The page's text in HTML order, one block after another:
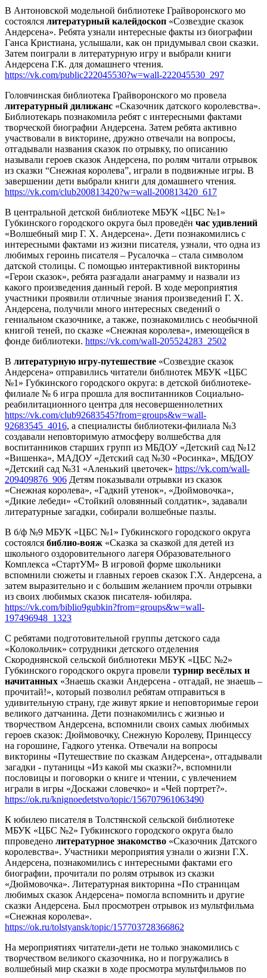
В Антоновской модельной библиотеке Грайворонского мо
состоялся литературный калейдоскоп «Созвездие сказок
Андерсена». Ребята узнали интересные факты из биографии
Ганса Кристиана, услышали, как он придумывал свои сказки.
Затем поиграли в литературную игру и выбрали книги
Андерсена Г.К. для домашнего чтения.
https://vk.com/public222045530?w=wall-222045530_297
Головчинская библиотека Грайворонского мо провела
литературный дилижанс «Сказочник датского королевства».
Библиотекарь познакомила ребят с интересными фактами
творческой биографии Андерсена. Затем ребята активно
участвовали в викторине, дружно отвечали на вопросы,
отгадывали названия сказок по отрывку, по описанию
называли героев сказок Андерсена, по ролям читали отрывок
из сказки “Снежная королева”, играли в подвижные игры. В
завершении дети выбрали книги для домашнего чтения.
https://vk.com/club200813420?w=wall-200813420_617
В центральной детской библиотеке МБУК «ЦБС №1»
Губкинского городского округа был проведён час удивлений
«Волшебный мир Г. Х. Андерсена». Дети познакомились с
интересными фактами из жизни писателя, узнали, что одна из
любимых героинь писателя – Русалочка – стала символом
датской столицы. С помощью интерактивной викторины
«Герои сказок», ребята разгадали анаграмму и назвали из
какого произведения данный герой. В ходе мероприятия
участники проявили отличные знания произведений Г. Х.
Андерсена, получили много интересных сведений о
гениальном сказочнике, а также, познакомились с необычной
книгой теней, по сказке «Снежная королева», имеющейся в
фонде библиотеки. https://vk.com/wall-205524283_2502
В литературную игру-путешествие «Созвездие сказок
Андерсена» отправились читатели библиотек МБУК «ЦБС
№1» Губкинского городского округа: в детской библиотеке-
филиале № 6 игра прошла для воспитанников Социально-
реабилитационного центра для несовершеннолетних
https://vk.com/club92683545?from=groups&w=wall-
92683545_4016, а специалисты библиотеки-филиала №3
создавали неповторимую атмосферу волшебства для
воспитанников старших групп из МБДОУ «Детский сад №12
«Вишенка», МАДОУ «Детский сад №30 «Росинка», МБДОУ
«Детский сад №31 «Аленький цветочек» https://vk.com/wall-
209409876_906 Детям показывали отрывки из сказок
«Снежная королева», «Гадкий утенок», «Дюймовочка»,
«Дикие лебеди» «Стойкий оловянный солдатик», задавали
литературные загадки, собирали волшебные пазлы.
В б/ф №9 МБУК «ЦБС №1» Губкинского городского округа
состоялся библио-вояж «Сказка за сказкой для детей из
школьного оздоровительного лагеря Образовательного
Комплекса «СтартУМ» В игровой форме школьники
вспомнили сюжеты и главных героев сказок Г.Х. Андерсена, а
затем выразительно и с большим желанием прочли отрывки
из своих любимых сказок писателя- юбиляра.
https://vk.com/biblio9gubkin?from=groups&w=wall-
197496948_1323
С ребятами подготовительной группы детского сада
«Колокольчик» сотрудники детского отделения
Скороднянской сельской библиотеки МБУК «ЦБС №2»
Губкинского городского округа провели турнир весёлых и
начитанных «Знаешь сказки Андерсена - отгадай, не знаешь –
прочитай!», который позволил ребятам отправиться в
удивительную страну, где живут яркие и неповторимые герои
великого датчанина. Дети познакомились с жизнью и
творчеством Андерсена, вспомнили своих самых любимых
героев сказок: Дюймовочку, Снежную Королеву, Принцессу
на горошине, Гадкого утенка. Отвечали на вопросы
викторины «Путешествие по сказкам Андерсена», отгадывали
загадки - путаницы «Из какой мы сказки?», вспомнили
пословицы и поговорки о книге и чтении, с увлечением
играли в игры «Доскажи словечко» и «Чей портрет?».
https://ok.ru/knignoedetstvo/topic/156707961063490
К юбилею писателя в Толстянской сельской библиотеке
МБУК «ЦБС №2» Губкинского городского округа было
ппроведено литературное знакомство «Сказочник Датского
королевства». Участники мероприятия узнали о жизни Г.Х.
Андерсена, познакомились с интересными фактами его
биографии, прочитали по ролям отрывок из сказки
«Дюймовочка». Литературная викторина «По страницам
любимых сказок Андерсена» помогла вспомнить и другие
сказки Андерсена. Был просмотрен отрывок из мультфильма
«Снежная королева».
https://ok.ru/tolstyansk/topic/157703728366862
На мероприятиях читатели-дети не только знакомились с
творчеством великого сказочника, но и погружались в
волшебный мир сказки в ходе просмотра мультфильмов по